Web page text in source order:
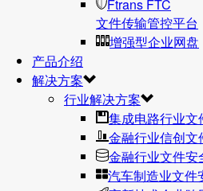
Ftrans FTC
文件传输管控平台
增强型企业网盘
产品介绍
解决方案
行业解决方案
集成电路行业文
金融行业信创文
金融行业文件安
汽车制造业文件